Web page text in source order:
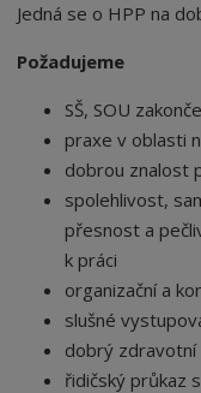
r
n
Jedná se o HPP na
Požadujeme
SŠ, SOU
praxe v oblasti
dobrou znalost
spolehlivost,
přesnost a
k práci
organizační a
slušné
dobrý
řidičský průkaz